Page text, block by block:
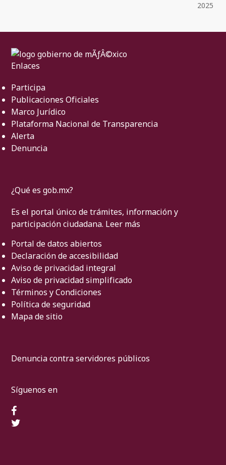
2025
Enlaces
Participa
Publicaciones Oficiales
Marco Jurídico
Plataforma Nacional de Transparencia
Alerta
Denuncia
¿Qué es gob.mx?
Es el portal único de trámites, información y
participación ciudadana. Leer más
Portal de datos abiertos
Declaración de accesibilidad
Aviso de privacidad integral
Aviso de privacidad simplificado
Términos y Condiciones
Política de seguridad
Mapa de sitio
Denuncia contra servidores públicos
Síguenos en